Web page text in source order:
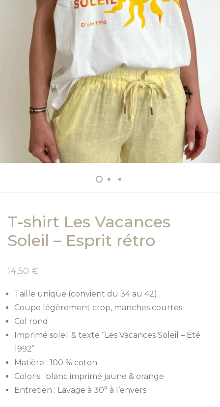
T-shirt Les Vacances
Soleil – Esprit rétro
14,50 €
Taille unique (convient du 34 au 42)
Coupe légèrement crop, manches courtes
Col rond
Imprimé soleil & texte “Les Vacances Soleil – Été
1992”
Matière : 100 % coton
Coloris : blanc imprimé jaune & orange
Entretien : Lavage à 30° à l’envers